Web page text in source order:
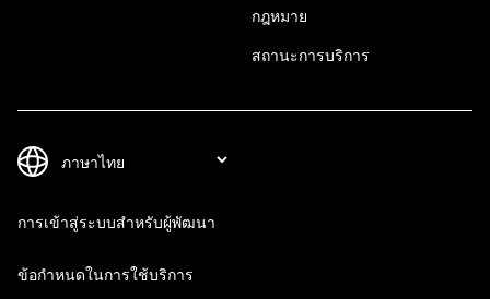
กฎหมาย
สถานะการบริการ
การเข้าสู่ระบบสำหรับผู้พัฒนา
ข้อกำหนดในการใช้บริการ